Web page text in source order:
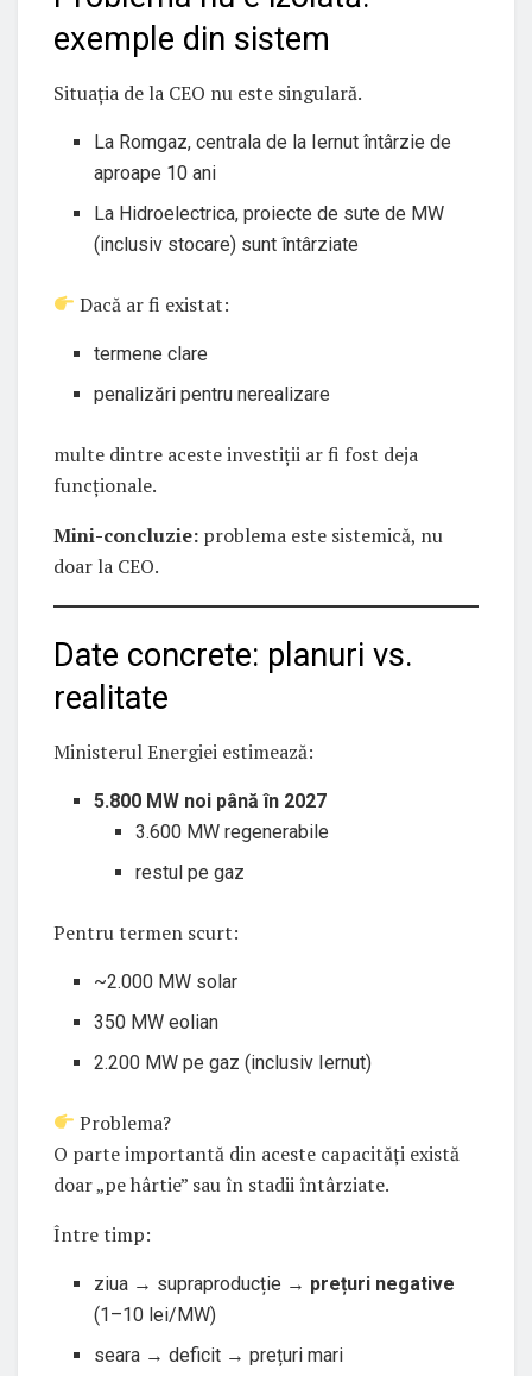
exemple din sistem
Situația de la CEO nu este singulară.
La Romgaz, centrala de la Iernut întârzie de
aproape 10 ani
La Hidroelectrica, proiecte de sute de MW
(inclusiv stocare) sunt întârziate
Dacă ar fi existat:
termene clare
penalizări pentru nerealizare
multe dintre aceste investiții ar fi fost deja
funcționale.
Mini-concluzie: problema este sistemică, nu
doar la CEO.
Date concrete: planuri vs.
realitate
Ministerul Energiei estimează:
5.800 MW noi până în 2027
3.600 MW regenerabile
restul pe gaz
Pentru termen scurt:
~2.000 MW solar
350 MW eolian
2.200 MW pe gaz (inclusiv Iernut)
Problema?
O parte importantă din aceste capacități există
doar „pe hârtie” sau în stadii întârziate.
Între timp:
ziua → supraproducție → prețuri negative
(1–10 lei/MW)
seara → deficit → prețuri mari